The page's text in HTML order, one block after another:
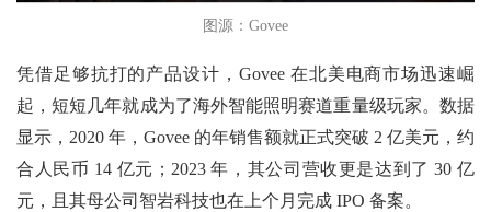
图源：Govee
凭借足够抗打的产品设计，Govee 在北美电商市场迅速崛
起，短短几年就成为了海外智能照明赛道重量级玩家。数据
显示，2020 年，Govee 的年销售额就正式突破 2 亿美元，约
合人民币 14 亿元；2023 年，其公司营收更是达到了 30 亿
元，且其母公司智岩科技也在上个月完成 IPO 备案。